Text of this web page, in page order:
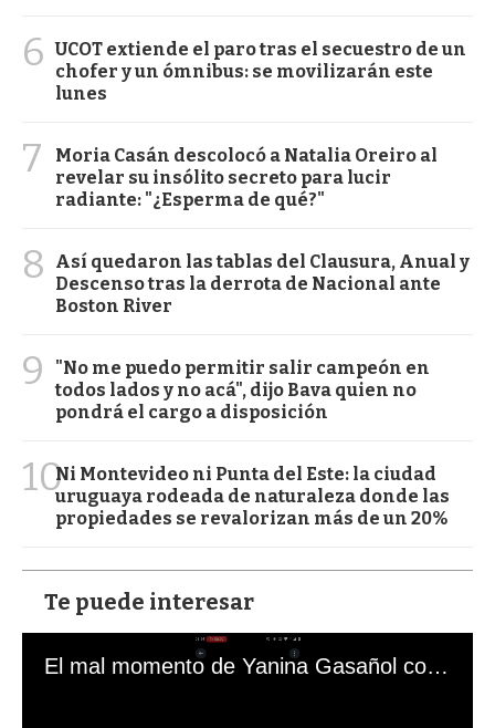
6 UCOT extiende el paro tras el secuestro de un
chofer y un ómnibus: se movilizarán este
lunes
7
Moria Casán descolocó a Natalia Oreiro al
revelar su insólito secreto para lucir
radiante: "¿Esperma de qué?"
8
Así quedaron las tablas del Clausura, Anual y
Descenso tras la derrota de Nacional ante
Boston River
9
"No me puedo permitir salir campeón en
todos lados y no acá", dijo Bava quien no
pondrá el cargo a disposición
10Ni Montevideo ni Punta del Este: la ciudad
uruguaya rodeada de naturaleza donde las
propiedades se revalorizan más de un 20%
Te puede interesar
El mal momento de Yanina Gasañol con un hincha argentino en "Subrayado"